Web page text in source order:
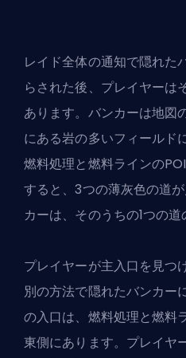
レイド全体の通知で隠れた
らされた後、プレイヤーは
あります。バンカーは地図
にある岩の多いフィールド
燃料処理と燃料ラインの
すると、3つの薄灰色の道
カーは、そのうちの1つの道
プレイヤーが主入口を見つ
別の方法で隠れたバンカー
の入口は、燃料処理と燃料
東側にあります。プレイヤ